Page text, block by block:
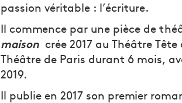
passion véritable : l’écriture.
Il commence par une pièce de
maison crée 2017 au Théâtre
Théâtre de Paris durant 6 mois,
2019.
Il publie en 2017 son premier